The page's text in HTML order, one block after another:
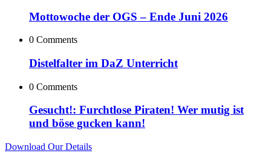
Mottowoche der OGS – Ende Juni 2026
0 Comments
Distelfalter im DaZ Unterricht
0 Comments
Gesucht!: Furchtlose Piraten! Wer mutig ist
und böse gucken kann!
Download Our Details